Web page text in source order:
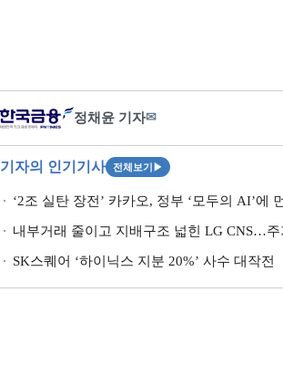
정채윤 기자✉
기자의 인기기사 전체보기 ▶
‘2조 실탄 장전’ 카카오, 정부 ‘모두의 AI’에
내부거래 줄이고 지배구조 넓힌 LG CNS…
SK스퀘어 ‘하이닉스 지분 20%’ 사수 대작전